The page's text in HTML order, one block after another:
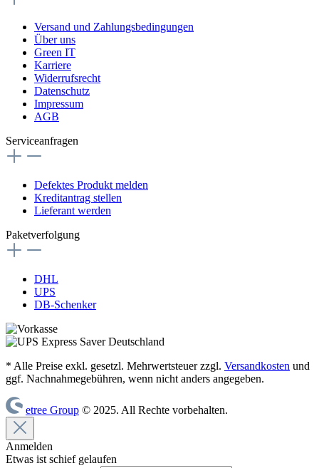
Versand und Zahlungsbedingungen
Über uns
Green IT
Karriere
Widerrufsrecht
Datenschutz
Impressum
AGB
Serviceanfragen
Defektes Produkt melden
Kreditantrag stellen
Lieferant werden
Paketverfolgung
DHL
UPS
DB-Schenker
* Alle Preise exkl. gesetzl. Mehrwertsteuer zzgl. Versandkosten und
ggf. Nachnahmegebühren, wenn nicht anders angegeben.
etree Group © 2025. All Rechte vorbehalten.
Anmelden
Etwas ist schief gelaufen